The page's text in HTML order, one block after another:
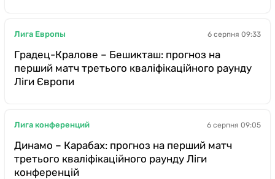
Лига Европы 6 серпня 09:33
Градец-Кралове – Бешикташ: прогноз на
перший матч третього кваліфікаційного раунду
Ліги Європи
Лига конференций 6 серпня 09:05
Динамо – Карабах: прогноз на перший матч
третього кваліфікаційного раунду Ліги
конференцій